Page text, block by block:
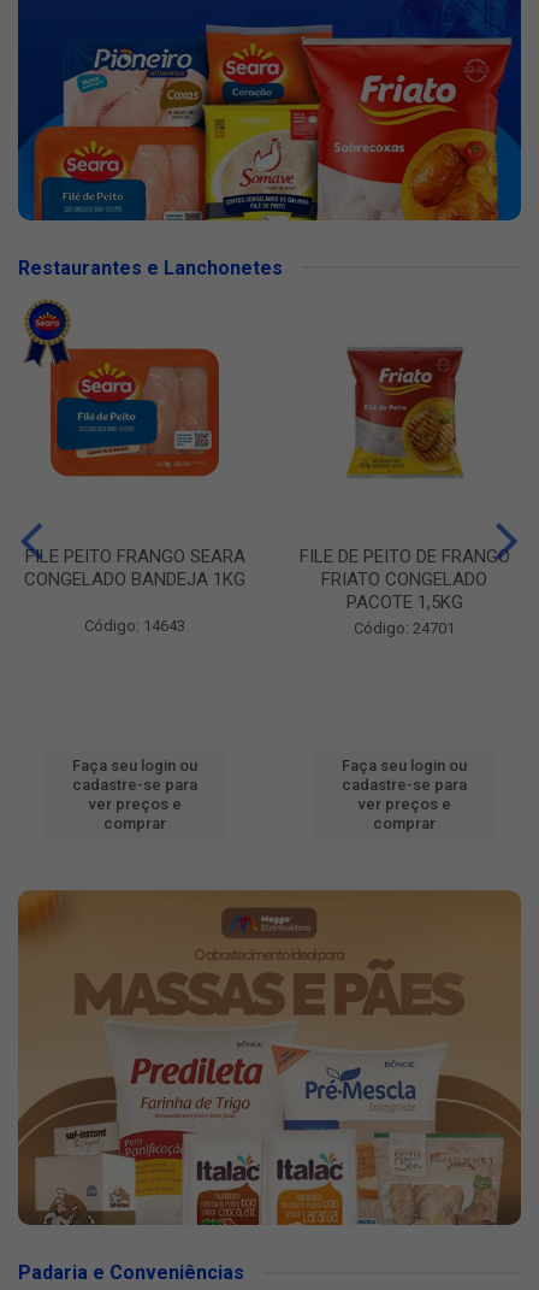
Restaurantes e Lanchonetes
FILE PEITO FRANGO SEARA
CONGELADO BANDEJA 1KG
Código: 14643
Faça seu login ou
cadastre-se para
ver preços e
comprar
FILE DE PEITO DE FRANGO
FRIATO CONGELADO
PACOTE 1,5KG
Código: 24701
Faça seu login ou
cadastre-se para
ver preços e
comprar
Padaria e Conveniências